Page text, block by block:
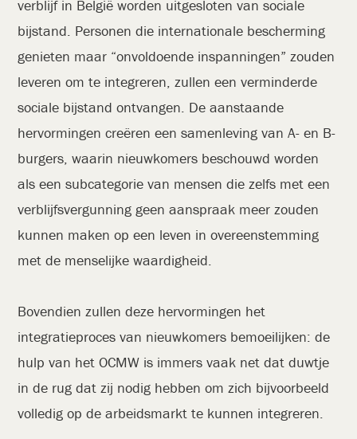
verblijf in België worden uitgesloten van sociale
bijstand. Personen die internationale bescherming
genieten maar “onvoldoende inspanningen” zouden
leveren om te integreren, zullen een verminderde
sociale bijstand ontvangen. De aanstaande
hervormingen creëren een samenleving van A- en B-
burgers, waarin nieuwkomers beschouwd worden
als een subcategorie van mensen die zelfs met een
verblijfsvergunning geen aanspraak meer zouden
kunnen maken op een leven in overeenstemming
met de menselijke waardigheid.
Bovendien zullen deze hervormingen het
integratieproces van nieuwkomers bemoeilijken: de
hulp van het OCMW is immers vaak net dat duwtje
in de rug dat zij nodig hebben om zich bijvoorbeeld
volledig op de arbeidsmarkt te kunnen integreren.